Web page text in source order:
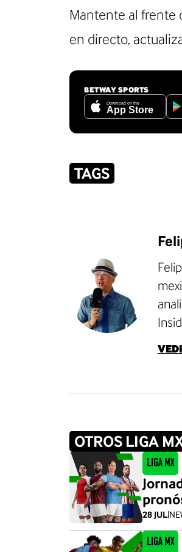
Mantente al frente
en directo,
BETWAY SPORTS
TAGS
OTROS LIGA
Liga MX
28 JUL|
Liga MX